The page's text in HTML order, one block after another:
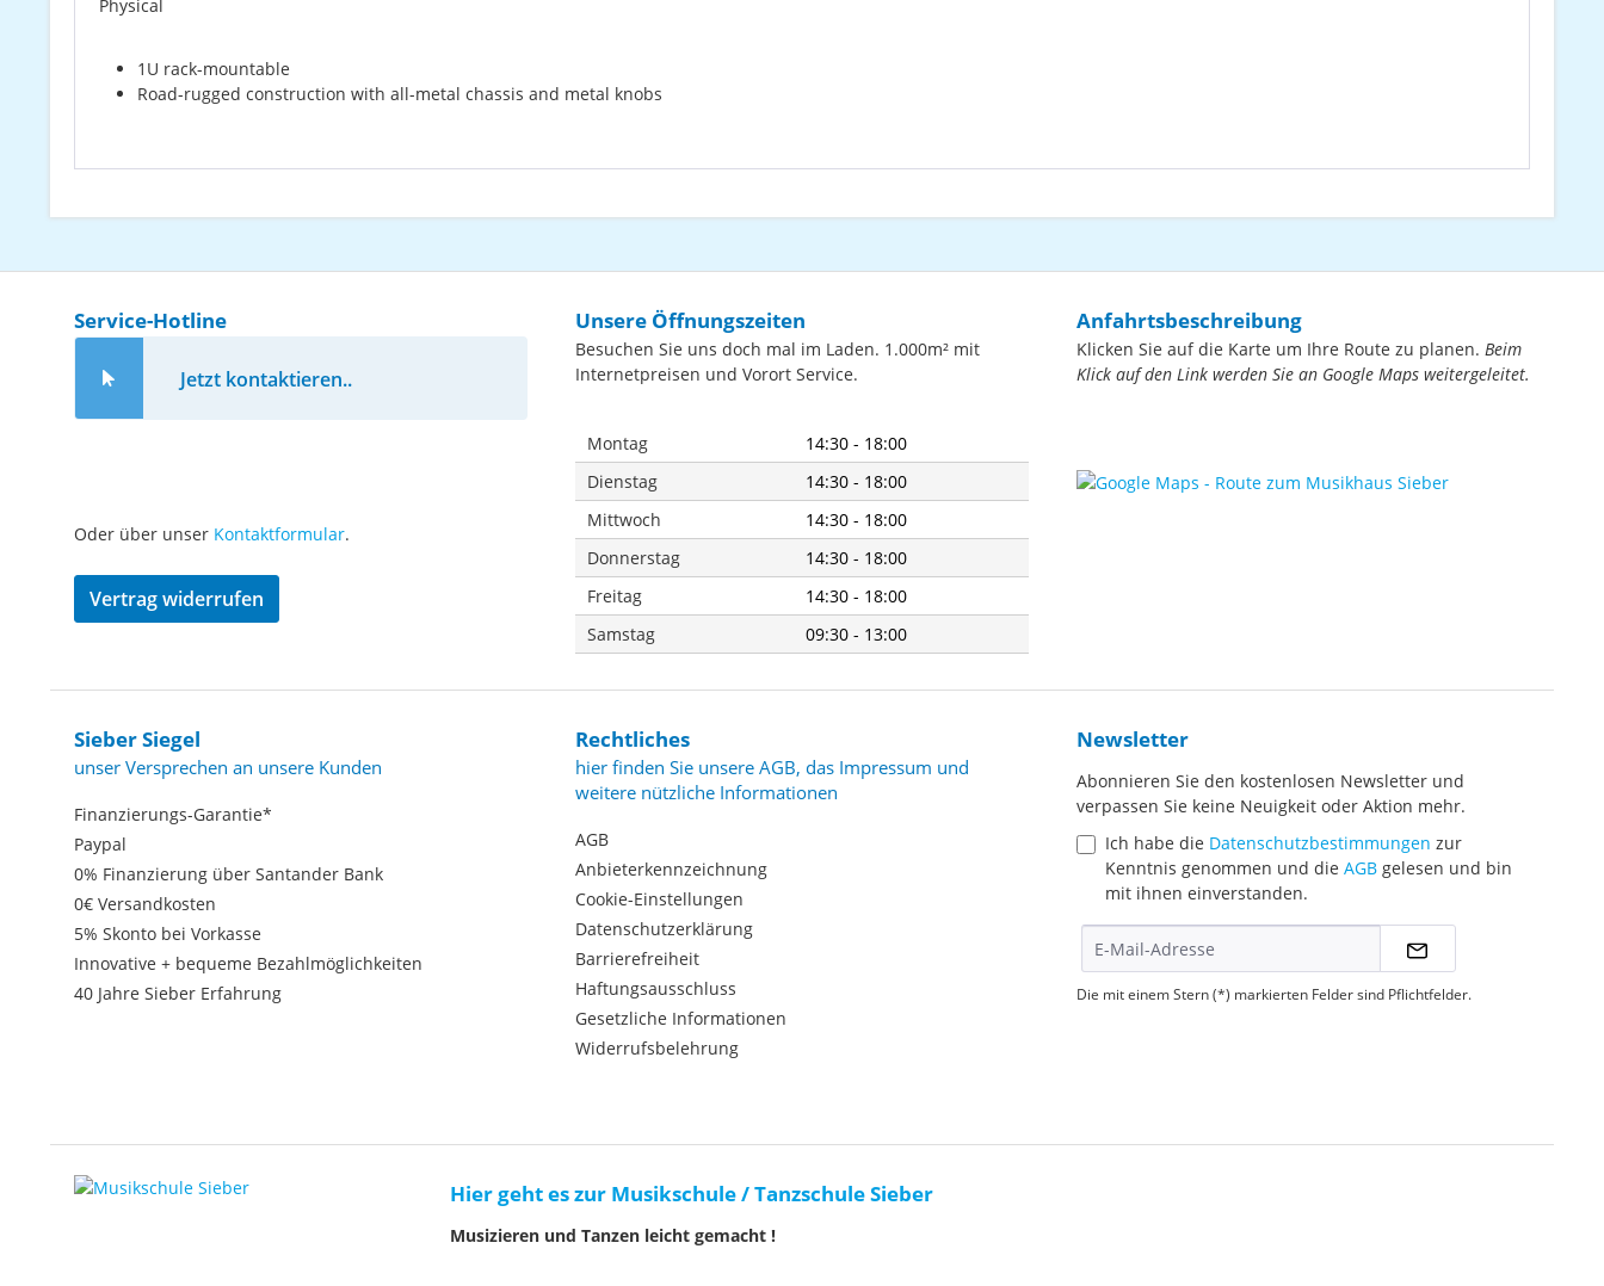
Physical
1U rack-mountable
Road-rugged construction with all-metal chassis and metal knobs
Service-Hotline
Jetzt kontaktieren..
Oder über unser Kontaktformular.
Vertrag widerrufen
Unsere Öffnungszeiten
Besuchen Sie uns doch mal im Laden. 1.000m² mit
Internetpreisen und Vorort Service.
Montag
14:30 - 18:00
Dienstag
14:30 - 18:00
Mittwoch
14:30 - 18:00
Donnerstag
14:30 - 18:00
Freitag
14:30 - 18:00
Samstag
09:30 - 13:00
Anfahrtsbeschreibung
Klicken Sie auf die Karte um Ihre Route zu planen. Beim
Klick auf den Link werden Sie an Google Maps weitergeleitet.
Sieber Siegel
unser Versprechen an unsere Kunden
Finanzierungs-Garantie*
Paypal
0% Finanzierung über Santander Bank
0€ Versandkosten
5% Skonto bei Vorkasse
Innovative + bequeme Bezahlmöglichkeiten
40 Jahre Sieber Erfahrung
Rechtliches
hier finden Sie unsere AGB, das Impressum und
weitere nützliche Informationen
AGB
Anbieterkennzeichnung
Cookie-Einstellungen
Datenschutzerklärung
Barrierefreiheit
Haftungsausschluss
Gesetzliche Informationen
Widerrufsbelehrung
Newsletter
Abonnieren Sie den kostenlosen Newsletter und
verpassen Sie keine Neuigkeit oder Aktion mehr.
Ich habe die Datenschutzbestimmungen zur
Kenntnis genommen und die AGB gelesen und bin
mit ihnen einverstanden.
Die mit einem Stern (*) markierten Felder sind Pflichtfelder.
Hier geht es zur Musikschule / Tanzschule Sieber
Musizieren und Tanzen leicht gemacht !